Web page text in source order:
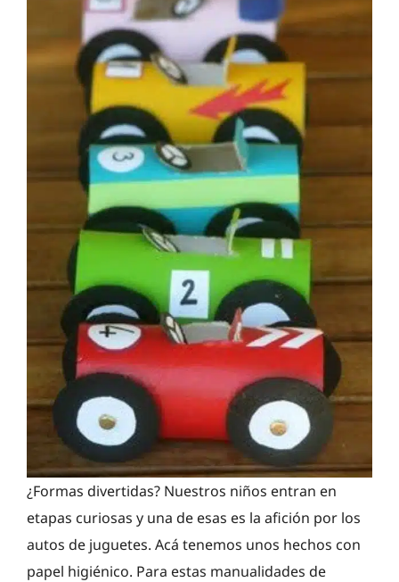
¿Formas divertidas? Nuestros niños entran en
etapas curiosas y una de esas es la afición por los
autos de juguetes. Acá tenemos unos hechos con
papel higiénico. Para estas manualidades de